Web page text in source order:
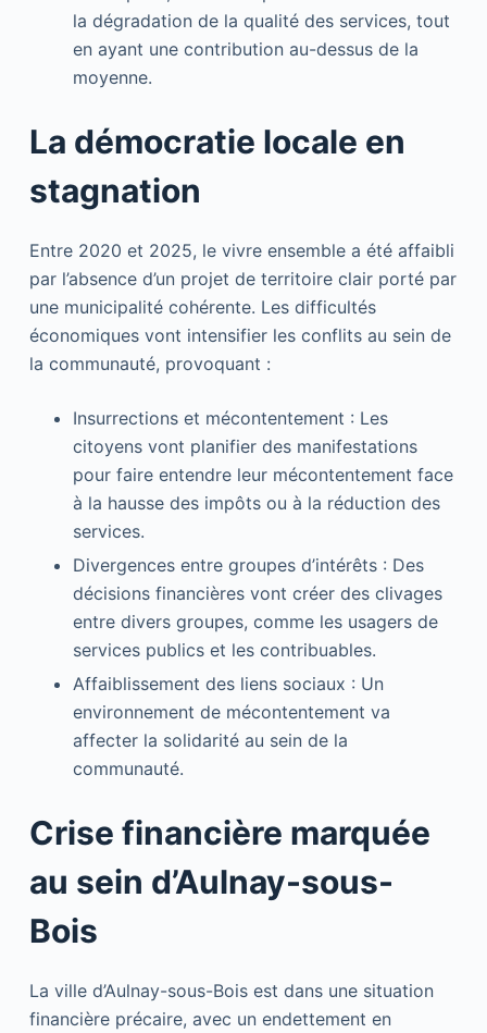
la dégradation de la qualité des services, tout
en ayant une contribution au-dessus de la
moyenne.
La démocratie locale en
stagnation
Entre 2020 et 2025, le vivre ensemble a été affaibli
par l’absence d’un projet de territoire clair porté par
une municipalité cohérente. Les difficultés
économiques vont intensifier les conflits au sein de
la communauté, provoquant :
Insurrections et mécontentement : Les
citoyens vont planifier des manifestations
pour faire entendre leur mécontentement face
à la hausse des impôts ou à la réduction des
services.
Divergences entre groupes d’intérêts : Des
décisions financières vont créer des clivages
entre divers groupes, comme les usagers de
services publics et les contribuables.
Affaiblissement des liens sociaux : Un
environnement de mécontentement va
affecter la solidarité au sein de la
communauté.
Crise financière marquée
au sein d’Aulnay-sous-
Bois
La ville d’Aulnay-sous-Bois est dans une situation
financière précaire, avec un endettement en